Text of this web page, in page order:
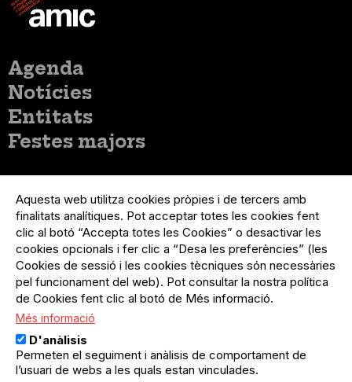
Menú
principal
Agenda
Notícies
Entitats
Festes majors
del
compte
d'usuari
Menú
usuari
no
loggat
Registre organització
Menú
Peu
Sobre el projecte
Preguntes freqüents
Contacte
Menú
Legal
Política de privacitat
Avís legal
Política de cookies
Aquesta web utilitza cookies pròpies i de tercers amb
finalitats analítiques. Pot acceptar totes les cookies fent
clic al botó “Accepta totes les Cookies” o desactivar les
cookies opcionals i fer clic a “Desa les preferències” (les
Cookies de sessió i les cookies tècniques són necessàries
pel funcionament del web). Pot consultar la nostra política
de Cookies fent clic al botó de Més informació.
Més informació
D'anàlisis
Permeten el seguiment i anàlisis de comportament de
l’usuari de webs a les quals estan vinculades.